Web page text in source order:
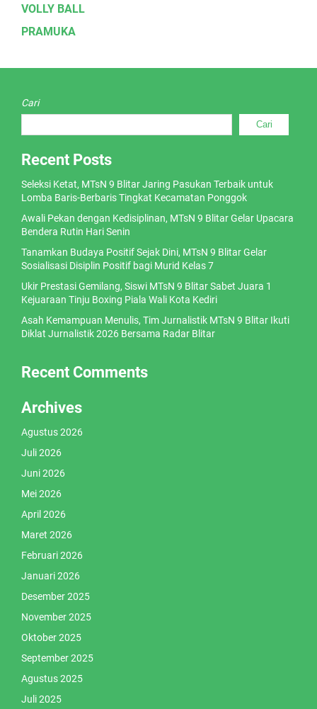
VOLLY BALL
PRAMUKA
Cari
Cari
Recent Posts
Seleksi Ketat, MTsN 9 Blitar Jaring Pasukan Terbaik untuk
Lomba Baris-Berbaris Tingkat Kecamatan Ponggok
Awali Pekan dengan Kedisiplinan, MTsN 9 Blitar Gelar Upacara
Bendera Rutin Hari Senin
Tanamkan Budaya Positif Sejak Dini, MTsN 9 Blitar Gelar
Sosialisasi Disiplin Positif bagi Murid Kelas 7
Ukir Prestasi Gemilang, Siswi MTsN 9 Blitar Sabet Juara 1
Kejuaraan Tinju Boxing Piala Wali Kota Kediri
Asah Kemampuan Menulis, Tim Jurnalistik MTsN 9 Blitar Ikuti
Diklat Jurnalistik 2026 Bersama Radar Blitar
Recent Comments
Archives
Agustus 2026
Juli 2026
Juni 2026
Mei 2026
April 2026
Maret 2026
Februari 2026
Januari 2026
Desember 2025
November 2025
Oktober 2025
September 2025
Agustus 2025
Juli 2025